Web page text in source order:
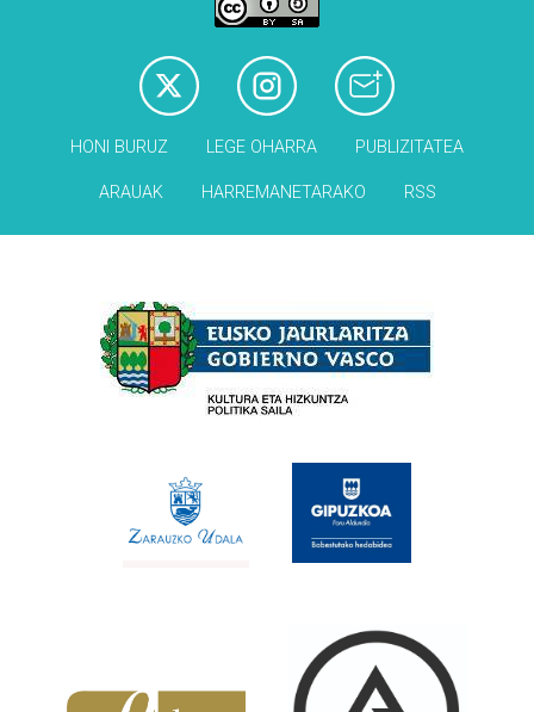
HONI BURUZ LEGE OHARRA PUBLIZITATEA
ARAUAK HARREMANETARAKO RSS